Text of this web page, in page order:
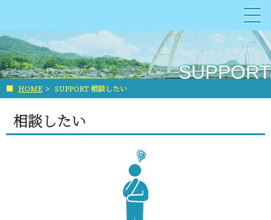
SUPPORT
■ HOME > SUPPORT 相談したい
相談したい